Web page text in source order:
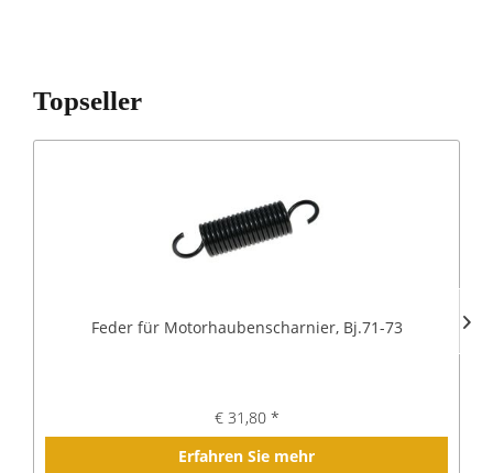
Topseller
Feder für Motorhaubenscharnier, Bj.71-73
€ 31,80 *
Erfahren Sie mehr